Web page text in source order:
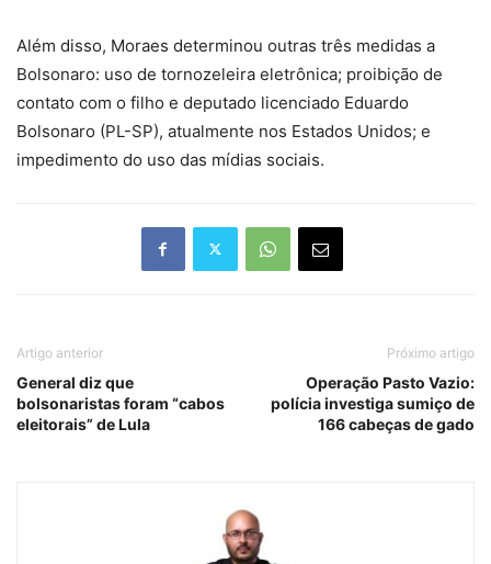
Além disso, Moraes determinou outras três medidas a
Bolsonaro: uso de tornozeleira eletrônica; proibição de
contato com o filho e deputado licenciado Eduardo
Bolsonaro (PL-SP), atualmente nos Estados Unidos; e
impedimento do uso das mídias sociais.
Artigo anterior
General diz que
bolsonaristas foram “cabos
eleitorais” de Lula
Próximo artigo
Operação Pasto Vazio:
polícia investiga sumiço de
166 cabeças de gado